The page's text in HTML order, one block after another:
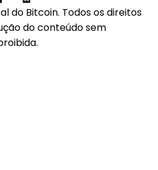
do Bitcoin. Todos os direitos
do conteúdo sem